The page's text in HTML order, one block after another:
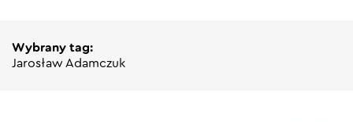
Wybrany tag:
Jarosław Adamczuk